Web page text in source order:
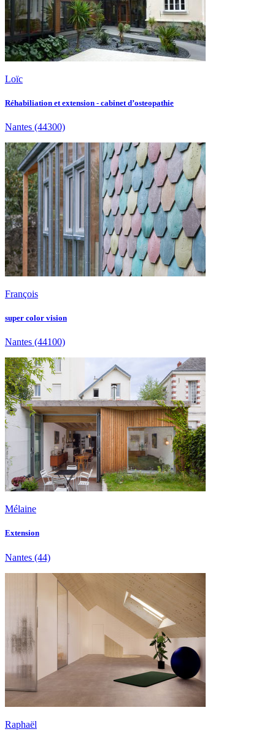
Loïc
Réhabiliation et extension - cabinet d’osteopathie
Nantes (44300)
François
super color vision
Nantes (44100)
Mélaine
Extension
Nantes (44)
Raphaël